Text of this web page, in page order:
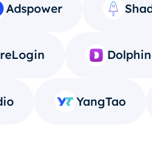
Adspower
YangTao